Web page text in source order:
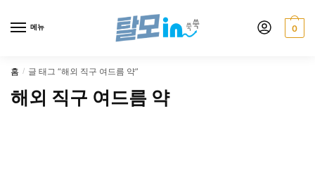
메뉴 0
홈 / 글 태그 “해외 직구 여드름 약”
해외 직구 여드름 약